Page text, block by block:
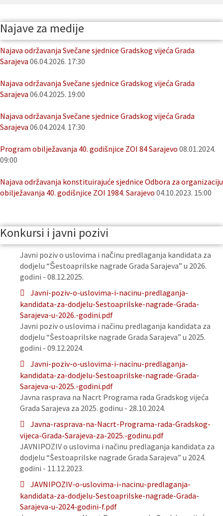
Najave za medije
Najava održavanja Svečane sjednice Gradskog vijeća Grada
Sarajeva 06.04.2026. 17:30
Najava održavanja Svečane sjednice Gradskog vijeća Grada
Sarajeva 06.04.2025. 19:00
Najava održavanja Svečane sjednice Gradskog vijeća Grada
Sarajeva 06.04.2024. 17:30
Program obilježavanja 40. godišnjice ZOI 84 Sarajevo 08.01.2024.
09:00
Najava održavanja konstituirajuće sjednice Odbora za organizaciju
obilježavanja 40. godišnjice ZOI 1984. Sarajevo 04.10.2023. 15:00
Konkursi i javni pozivi
Javni poziv o uslovima i načinu predlaganja kandidata za
dodjelu “Šestoaprilske nagrade Grada Sarajeva” u 2026.
godini - 08.12.2025.
Javni-poziv-o-uslovima-i-nacinu-predlaganja-
kandidata-za-dodjelu-Sestoaprilske-nagrade-Grada-
Sarajeva-u-2026.-godini.pdf
Javni poziv o uslovima i načinu predlaganja kandidata za
dodjelu “Šestoaprilske nagrade Grada Sarajeva” u 2025.
godini - 09.12.2024.
Javni-poziv-o-uslovima-i-nacinu-predlaganja-
kandidata-za-dodjelu-Sestoaprilske-nagrade-Grada-
Sarajeva-u-2025.-godini.pdf
Javna rasprava na Nacrt Programa rada Gradskog vijeća
Grada Sarajeva za 2025. godinu - 28.10.2024.
Javna-rasprava-na-Nacrt-Programa-rada-Gradskog-
vijeca-Grada-Sarajeva-za-2025.-godinu.pdf
JAVNIPOZIV o uslovima i načinu predlaganja kandidata za
dodjelu “Šestoaprilske nagrade Grada Sarajeva” u 2024.
godini - 11.12.2023.
JAVNIPOZIV-o-uslovima-i-nacinu-predlaganja-
kandidata-za-dodjelu-Sestoaprilske-nagrade-Grada-
Sarajeva-u-2024-godini-f.pdf